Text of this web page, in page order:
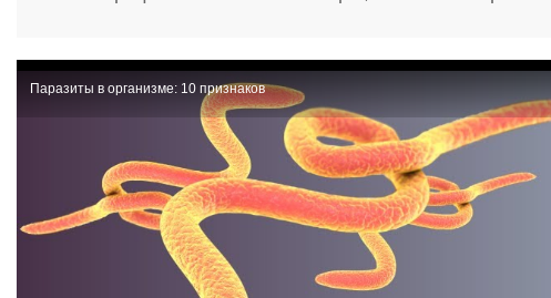
Паразиты в организме: 10 признаков